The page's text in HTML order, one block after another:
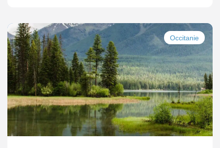
Occitanie